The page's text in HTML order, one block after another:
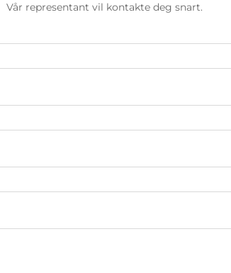
Vår representant vil kontakte deg snart.